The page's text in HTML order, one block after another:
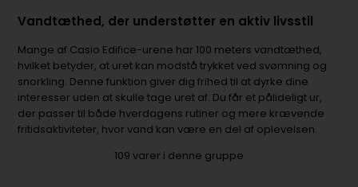
Vandtæthed, der understøtter en aktiv livsstil
Mange af Casio Edifice-urene har 100 meters vandtæthed,
hvilket betyder, at uret kan modstå trykket ved svømning og
snorkling. Denne funktion giver dig frihed til at dyrke dine
interesser uden at skulle tage uret af. Du får et pålideligt ur,
der passer til både hverdagens rutiner og mere krævende
fritidsaktiviteter, hvor vand kan være en del af oplevelsen.
109 varer i denne gruppe